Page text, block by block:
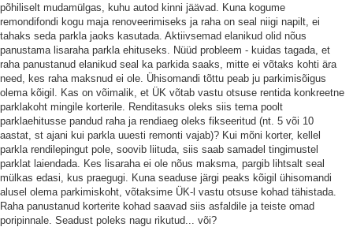
i
t
s
põhiliselt mudamülgas, kuhu autod kinni jäävad. Kuna kogume
remondifondi kogu maja renoveerimiseks ja raha on seal niigi napilt, ei
tahaks seda parkla jaoks kasutada. Aktiivsemad elanikud olid nõus
panustama lisaraha parkla ehituseks. Nüüd probleem - kuidas tagada, et
raha panustanud elanikud seal ka parkida saaks, mitte ei võtaks kohti ära
need, kes raha maksnud ei ole. Ühisomandi tõttu peab ju parkimisõigus
olema kõigil. Kas on võimalik, et ÜK võtab vastu otsuse rentida konkreetne
parklakoht mingile korterile. Renditasuks oleks siis tema poolt
parklaehitusse pandud raha ja rendiaeg oleks fikseeritud (nt. 5 või 10
aastat, st ajani kui parkla uuesti remonti vajab)? Kui mõni korter, kellel
parkla rendilepingut pole, soovib liituda, siis saab samadel tingimustel
parklat laiendada. Kes lisaraha ei ole nõus maksma, pargib lihtsalt seal
mülkas edasi, kus praegugi. Kuna seaduse järgi peaks kõigil ühisomandi
alusel olema parkimiskoht, võtaksime ÜK-l vastu otsuse kohad tähistada.
Raha panustanud korterite kohad saavad siis asfaldile ja teiste omad
poripinnale. Seadust poleks nagu rikutud... või?